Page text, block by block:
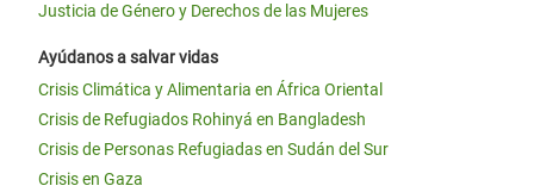
Justicia de Género y Derechos de las Mujeres
Ayúdanos a salvar vidas
Crisis Climática y Alimentaria en África Oriental
Crisis de Refugiados Rohinyá en Bangladesh
Crisis de Personas Refugiadas en Sudán del Sur
Crisis en Gaza